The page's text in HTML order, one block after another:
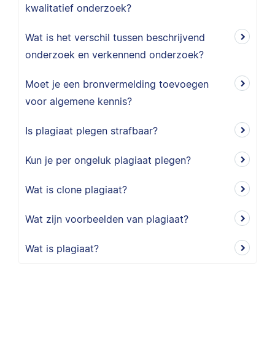
kwalitatief onderzoek?
Wat is het verschil tussen beschrijvend
onderzoek en verkennend onderzoek?
Moet je een bronvermelding toevoegen
voor algemene kennis?
Is plagiaat plegen strafbaar?
Kun je per ongeluk plagiaat plegen?
Wat is clone plagiaat?
Wat zijn voorbeelden van plagiaat?
Wat is plagiaat?